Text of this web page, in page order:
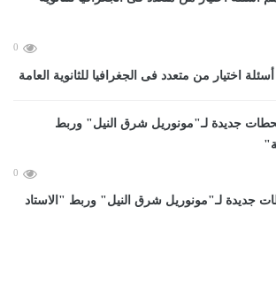
0
اختيار من متعدد فى الجغرافيا للثانوية العامة
0
تشغيل 6 محطات جديدة لـ"مونوريل شرق النيل" وربط "الاستاد